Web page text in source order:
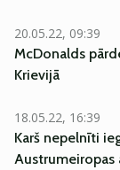
20.05.22, 09:39
McDonalds
Krievijā
18.05.22, 16:39
Karš nepelnīti
Austrumeiropas